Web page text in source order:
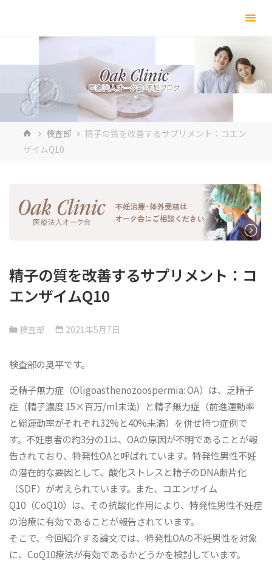
キ
ホ
ー
検査部
精子の質を改善するサプリメント：コエン
ザイムQ10
精子の質を改善するサプリメント：コ
エンザイムQ10
検査部 2021年5月7日
検査部の奥平です。
乏精子無力症（Oligoasthenozoospermia: OA）は、乏精子
症（精子濃度 15×百万/ml未満）と精子無力症（前進運動率
と総運動率がそれぞれ32%と40%未満）を併せ持つ症例で
す。不妊患者の約3分の1は、OAの原因が不明であることが報
告されており、特発性OAと呼ばれています。特発性男性不妊
の潜在的な要因として、酸化ストレスと精子のDNA断片化
（SDF）が考えられています。また、コエンザイム
Q10（CoQ10）は、その抗酸化作用により、特発性男性不妊症
の治療に有効であることが報告されています。
そこで、今回紹介する論文では、特発性OAの不妊男性を対象
に、CoQ10療法が有効であるかどうかを検討しています。